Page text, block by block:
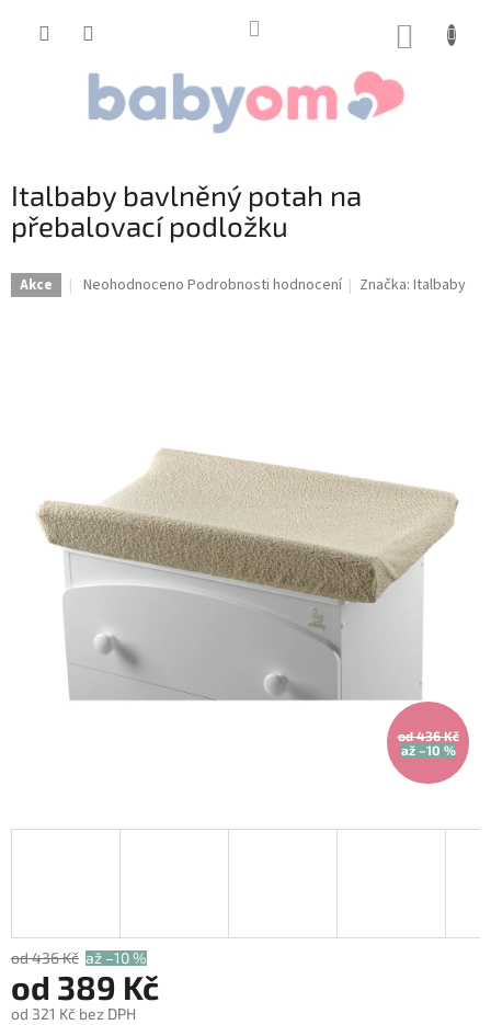
Italbaby bavlněný potah na
přebalovací podložku
Akce
Průměrné
Neohodnoceno Podrobnosti hodnocení Značka:Italbaby
od 436 Kč
až –10 %
od 436 Kč až –10 %
od 389 Kč
od 321 Kč bez DPH